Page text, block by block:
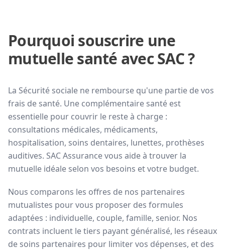
Pourquoi souscrire une
mutuelle santé avec SAC ?
La Sécurité sociale ne rembourse qu'une partie de vos
frais de santé. Une complémentaire santé est
essentielle pour couvrir le reste à charge :
consultations médicales, médicaments,
hospitalisation, soins dentaires, lunettes, prothèses
auditives. SAC Assurance vous aide à trouver la
mutuelle idéale selon vos besoins et votre budget.
Nous comparons les offres de nos partenaires
mutualistes pour vous proposer des formules
adaptées : individuelle, couple, famille, senior. Nos
contrats incluent le tiers payant généralisé, les réseaux
de soins partenaires pour limiter vos dépenses, et des